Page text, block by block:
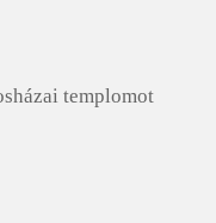
templomot